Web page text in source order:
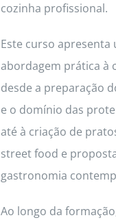
cozinha profissional.
Este curso apresenta
abordagem prática à
desde a preparação
e o domínio das
até à criação de
street food e
gastronomia
Ao longo da